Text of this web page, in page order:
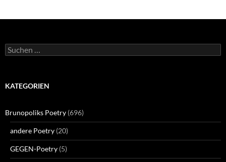
Suchen
nach:
KATEGORIEN
Brunopoliks Poetry (696)
andere Poetry (20)
GEGEN-Poetry (5)